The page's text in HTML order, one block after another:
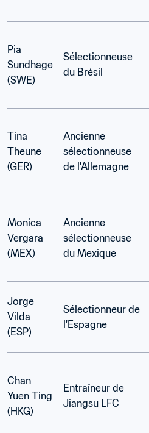
Pia
Sundhage
(SWE)
Sélectionneuse
du Brésil
Tina
Theune
(GER)
Ancienne
sélectionneuse
de l'Allemagne
Monica
Vergara
(MEX)
Ancienne
sélectionneuse
du Mexique
Jorge
Vilda
(ESP)
Sélectionneur de
l'Espagne
Chan
Yuen Ting
(HKG)
Entraîneur de
Jiangsu LFC